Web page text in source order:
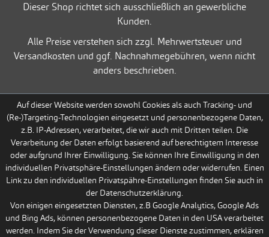
Dieser Shop richtet sich ausschließlich an gewerbliche
Kunden.
Alle Preise verstehen sich zzgl. Mehrwertsteuer und
Versandkosten und ggf. Nachnahmegebühren, wenn nicht
anders beschrieben.
Auf dieser Website werden sowohl Cookies als auch Tracking- und
(Re-)Targeting-Technologien eingesetzt und personenbezogene Daten,
z.B. IP-Adressen, verarbeitet, die wir auch mit Dritten teilen. Die
Verarbeitung der Daten erfolgt basierend auf berechtigtem Interesse
oder aufgrund Ihrer Einwilligung. Sie können Ihre Einwilligung in den
individuellen Privatsphäre-Einstellungen ändern oder widerrufen. Einen
Link zu den individuellen Privatspähre-Einstellungen finden Sie auch in
der Datenschutzerklärung.
Von einigen eingesetzten Diensten, z.B Google Analytics, Google Ads
und Bing Ads, können personenbezogene Daten in den USA verarbeitet
werden. Indem Sie der Verwendung dieser Dienste zustimmen, erklären